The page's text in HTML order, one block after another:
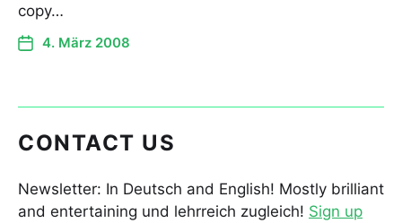
copy…
4. März 2008
CONTACT US
Newsletter: In Deutsch and English! Mostly brilliant
and entertaining und lehrreich zugleich! Sign up